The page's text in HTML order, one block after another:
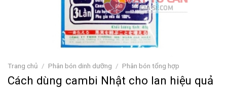
Trang chủ / Phân bón dinh dưỡng / Phân bón tổng hợp
Cách dùng cambi Nhật cho lan hiệu quả